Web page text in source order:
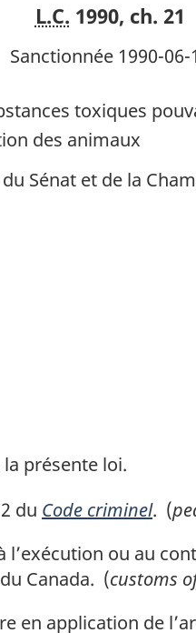
L.C. 1990, ch. 21
Sanctionnée 1990-06-
toxiques
des animaux
Sénat et de la
présente loi.
du Code criminel. (
l’exécution ou au
Canada. (customs
en application de